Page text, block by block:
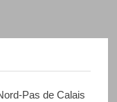
Pas de Calais